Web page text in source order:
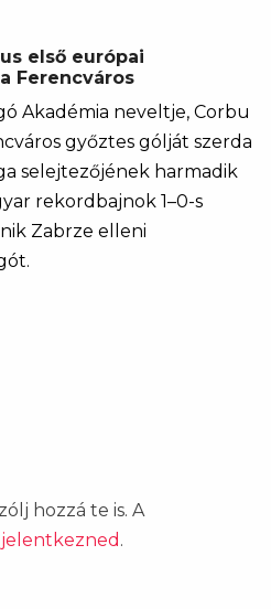
első európai
Ferencváros
Akadémia neveltje, Corbu
győztes gólját szerda
selejtezőjének harmadik
rekordbajnok 1–0-s
Zabrze elleni
hozzá te is. A
jelentkezned .